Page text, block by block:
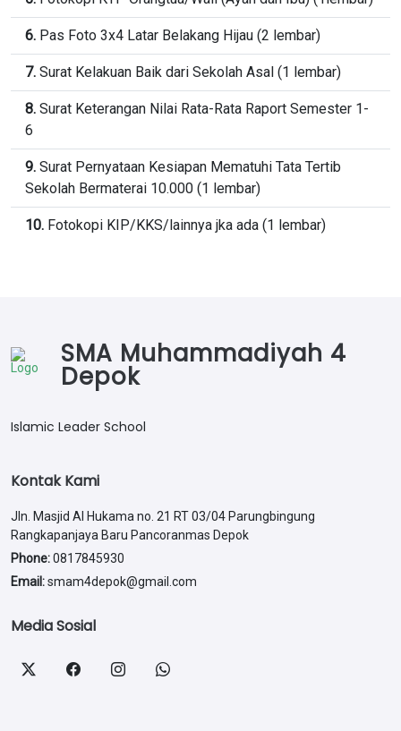
6. Pas Foto 3x4 Latar Belakang Hijau (2 lembar)
7. Surat Kelakuan Baik dari Sekolah Asal (1 lembar)
8. Surat Keterangan Nilai Rata-Rata Raport Semester 1-
6
9. Surat Pernyataan Kesiapan Mematuhi Tata Tertib
Sekolah Bermaterai 10.000 (1 lembar)
10. Fotokopi KIP/KKS/lainnya jka ada (1 lembar)
SMA Muhammadiyah 4
Depok
Islamic Leader School
Kontak Kami
Jln. Masjid Al Hukama no. 21 RT 03/04 Parungbingung
Rangkapanjaya Baru Pancoranmas Depok
Phone:0817845930
Email:smam4depok@gmail.com
Media Sosial